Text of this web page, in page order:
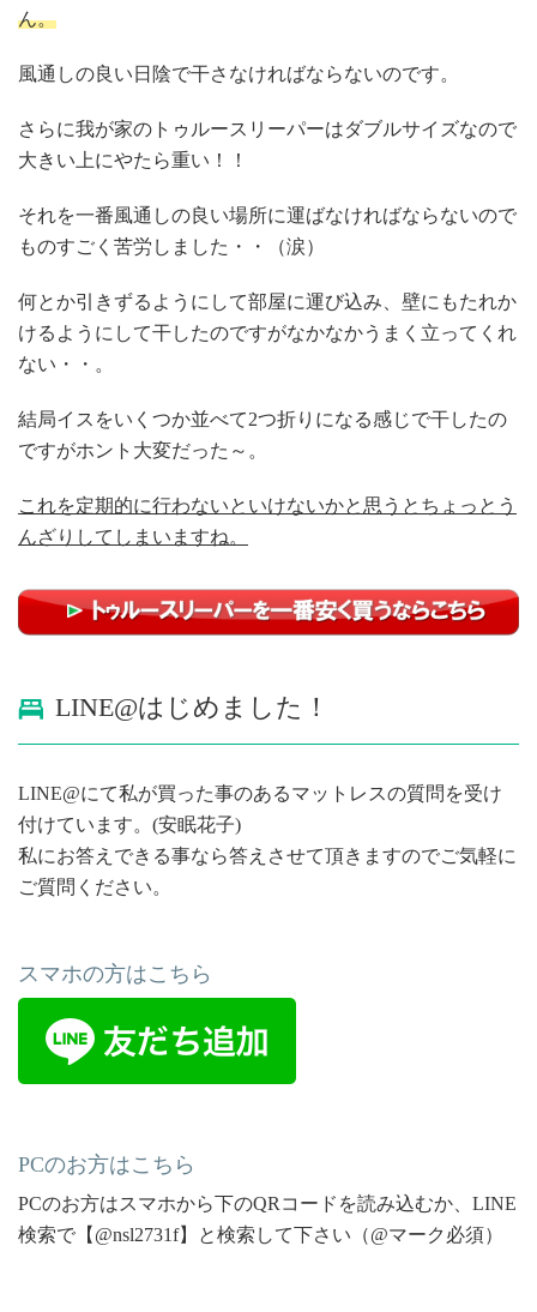
ん。
風通しの良い日陰で干さなければならないのです。
さらに我が家のトゥルースリーパーはダブルサイズなので
大きい上にやたら重い！！
それを一番風通しの良い場所に運ばなければならないので
ものすごく苦労しました・・（涙）
何とか引きずるようにして部屋に運び込み、壁にもたれか
けるようにして干したのですがなかなかうまく立ってくれ
ない・・。
結局イスをいくつか並べて2つ折りになる感じで干したの
ですがホント大変だった～。
これを定期的に行わないといけないかと思うとちょっとう
んざりしてしまいますね。
LINE@はじめました！
LINE@にて私が買った事のあるマットレスの質問を受け
付けています。(安眠花子)
私にお答えできる事なら答えさせて頂きますのでご気軽に
ご質問ください。
スマホの方はこちら
PCのお方はこちら
PCのお方はスマホから下のQRコードを読み込むか、LINE
検索で【@nsl2731f】と検索して下さい（@マーク必須）